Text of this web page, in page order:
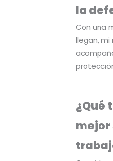
la
Con una
llegan, mi
¿Qué
mejor